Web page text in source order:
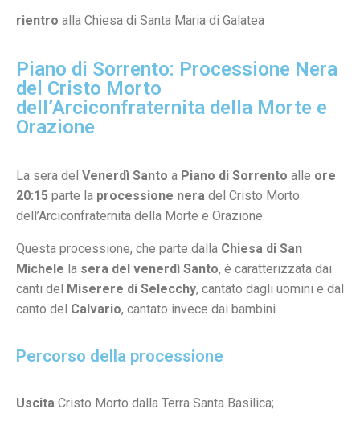
rientro alla Chiesa di Santa Maria di Galatea
Piano di Sorrento: Processione Nera
del Cristo Morto
dell’Arciconfraternita della Morte e
Orazione
La sera del Venerdì Santo a Piano di Sorrento alle ore
20:15 parte la processione nera del Cristo Morto
dell’Arciconfraternita della Morte e Orazione.
Questa processione, che parte dalla Chiesa di San
Michele la sera del venerdì Santo, è caratterizzata dai
canti del Miserere di Selecchy, cantato dagli uomini e dal
canto del Calvario, cantato invece dai bambini.
Percorso della processione
Uscita Cristo Morto dalla Terra Santa Basilica;